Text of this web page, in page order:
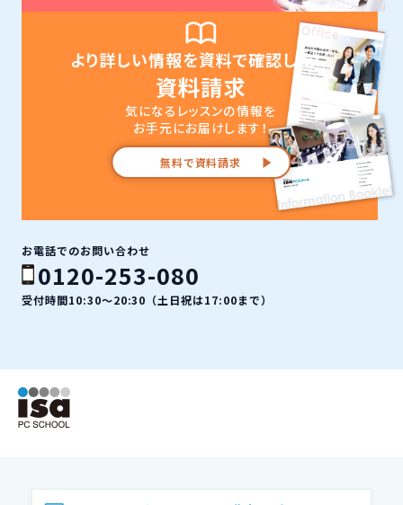
より詳しい情報を資料で確認したい
資料請求
気になるレッスンの情報を
お手元にお届けします！
無料で資料請求
お電話でのお問い合わせ
0120-253-080
受付時間10:30〜20:30（土日祝は17:00まで）